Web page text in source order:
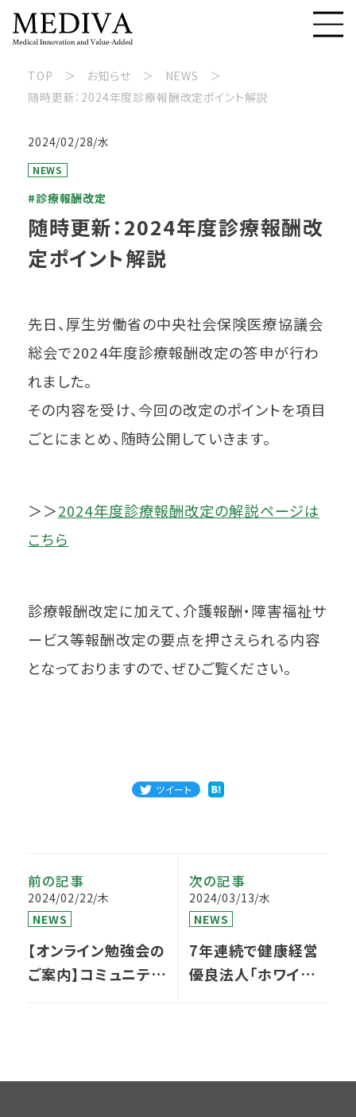
TOP お知らせ
NEWS
随時更新：2024年度診療報酬改定ポイント解説
2024/02/28/水
NEWS
#診療報酬改定
随時更新：2024年度診療報酬改
定ポイント解説
先日、厚生労働省の中央社会保険医療協議会
総会で2024年度診療報酬改定の答申が行わ
れました。
その内容を受け、今回の改定のポイントを項目
ごとにまとめ、随時公開していきます。
＞＞2024年度診療報酬改定の解説ページは
こちら
診療報酬改定に加えて、介護報酬・障害福祉サ
ービス等報酬改定の要点を押さえられる内容
となっておりますので、ぜひご覧ください。
ツイート
前の記事
2024/02/22/木
NEWS
【オンライン勉強会の
ご案内】コミュニティ
次の記事
2024/03/13/水
NEWS
7年連続で健康経営
優良法人「ホワイト